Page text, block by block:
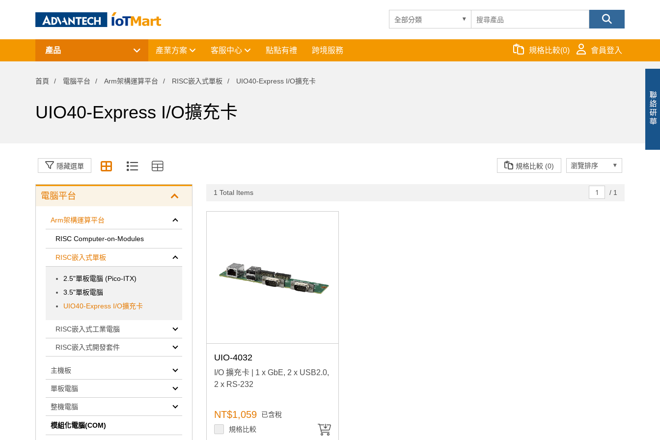
產品 產業方案 客服中心 點點有禮 跨境服務 規格比較(0) 會員登入
電腦平台
授權軟體與研華課程
首頁 電腦平台 Arm架構運算平台 RISC嵌入式單板 UIO40-Express I/O擴充卡
UIO40-Express I/O擴充卡
隱藏選單 規格比較 (0)
電腦平台
Arm架構運算平台
RISC Computer-on-Modules
RISC嵌入式單板
2.5"單板電腦 (Pico-ITX)
3.5"單板電腦
UIO40-Express I/O擴充卡
RISC嵌入式工業電腦
RISC嵌入式開發套件
主機板
單板電腦
整機電腦
模組化電腦(COM)
1 Total Items / 1
UIO-4032
I/O 擴充卡 | 1 x GbE, 2 x USB2.0,
2 x RS-232
NT$1,059
已含稅
規格比較